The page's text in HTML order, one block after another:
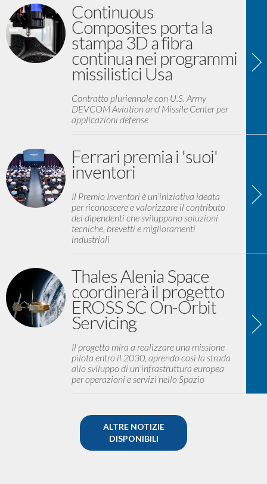
Continuous
Composites porta la
stampa 3D a fibra
continua nei programmi
missilistici Usa
Contratto pluriennale con U.S. Army
DEVCOM Aviation and Missile Center per
applicazioni defense
Ferrari premia i 'suoi'
inventori
Il Premio Inventori è un’iniziativa ideata
per riconoscere e valorizzare il contributo
dei dipendenti che sviluppano soluzioni
tecniche, brevetti e miglioramenti
industriali
Thales Alenia Space
coordinerà il progetto
EROSS SC On-Orbit
Servicing
Il progetto mira a realizzare una missione
pilota entro il 2030, aprendo così la strada
allo sviluppo di un'infrastruttura europea
per operazioni e servizi nello Spazio
ALTRE NOTIZIE
DISPONIBILI